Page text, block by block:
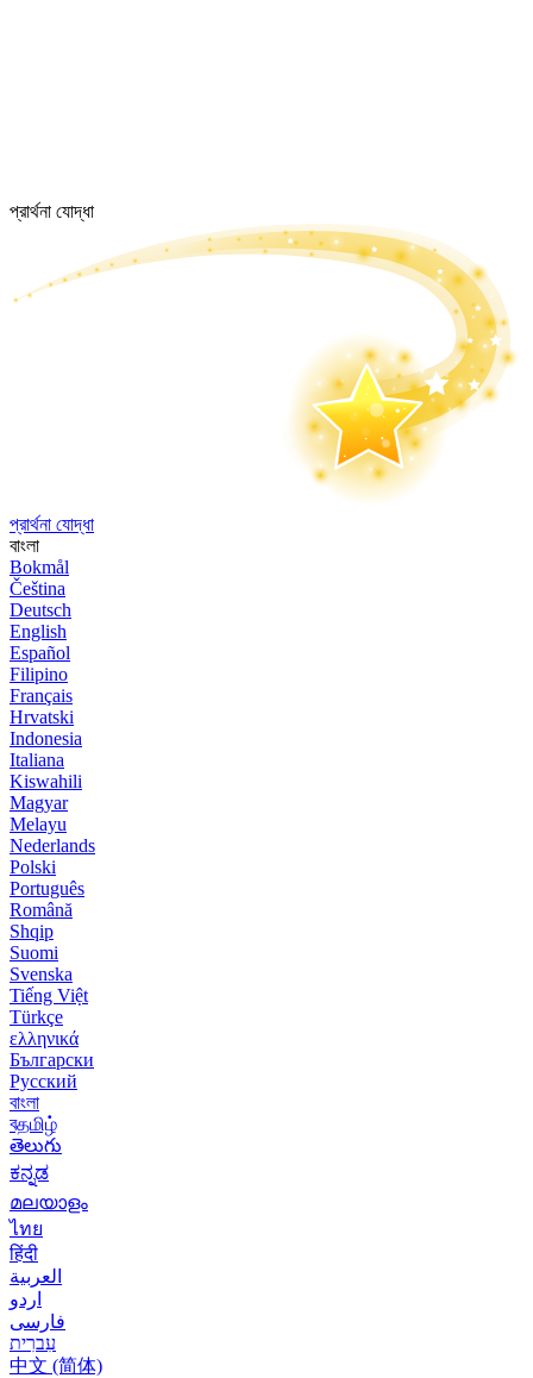
প্রার্থনা যোদ্ধা
প্রার্থনা যোদ্ধা
বাংলা
Bokmål
Čeština
Deutsch
English
Español
Filipino
Français
Hrvatski
Indonesia
Italiana
Kiswahili
Magyar
Melayu
Nederlands
Polski
Português
Română
Shqip
Suomi
Svenska
Tiếng Việt
Türkçe
ελληνικά
Български
Русский
বাংলা
বதமிழ்
తెలుగు
ಕನ್ನಡ
മലയാളം
ไทย
हिंदी
العربية
اردو
فارسی
עִברִית
中文 (简体)